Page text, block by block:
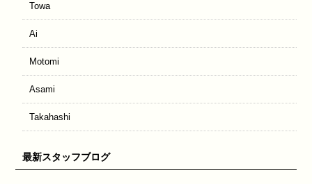
Towa
Ai
Motomi
Asami
Takahashi
最新スタッフブログ